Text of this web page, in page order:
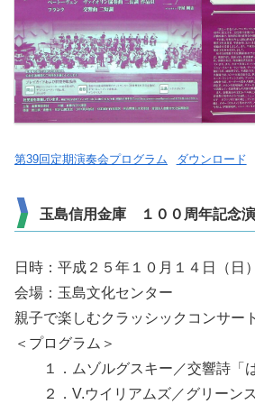
第39回定期演奏会プログラム ダウンロード
玉島信用金庫 １００周年記念
日時：平成２５年１０月１４日（日）
会場：玉島文化センター
親子で楽しむクラッシックコンサート
＜プログラム＞
１．ムゾルグスキー／交響詩「
２．V.ウイリアムズ／グリーンス